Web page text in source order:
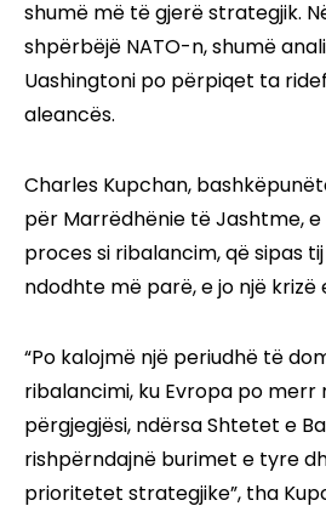
shumë më të gjerë strategjik.
shpërbëjë NATO-n, shumë
Uashingtoni po përpiqet ta
aleancës.
Charles Kupchan,
për Marrëdhënie të Jashtme,
proces si ribalancim, që sipas
ndodhte më parë, e jo një krizë
“Po kalojmë një periudhë të
ribalancimi, ku Evropa po merr
përgjegjësi, ndërsa Shtetet e
rishpërndajnë burimet e tyre
prioritetet strategjike”, tha